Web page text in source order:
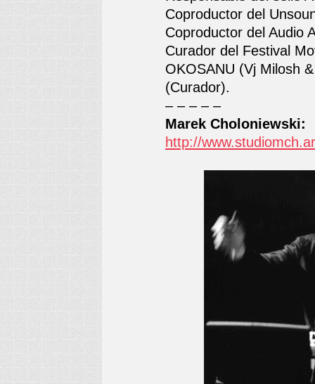
Coproductor del
Coproductor del Audio
Curador del Festival
OKOSANU (Vj Milosh
(Curador).
– – – – –
Marek Choloniewski:
http://